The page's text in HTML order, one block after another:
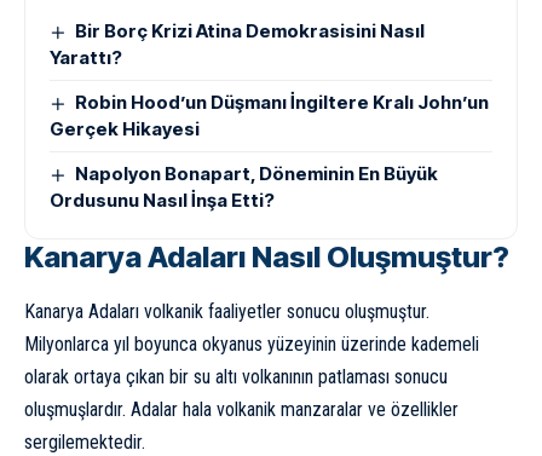
Bir Borç Krizi Atina Demokrasisini Nasıl
Yarattı?
Robin Hood’un Düşmanı İngiltere Kralı John’un
Gerçek Hikayesi
Napolyon Bonapart, Döneminin En Büyük
Ordusunu Nasıl İnşa Etti?
Kanarya Adaları Nasıl Oluşmuştur?
Kanarya Adaları volkanik faaliyetler sonucu oluşmuştur.
Milyonlarca yıl boyunca okyanus yüzeyinin üzerinde kademeli
olarak ortaya çıkan bir su altı volkanının patlaması sonucu
oluşmuşlardır. Adalar hala volkanik manzaralar ve özellikler
sergilemektedir.